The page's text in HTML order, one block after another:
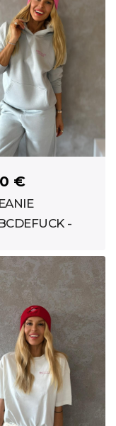
€
-